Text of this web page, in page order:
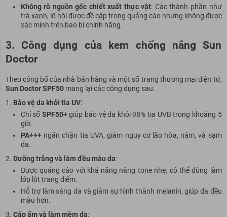
Không rõ nguồn gốc chiết xuất thực vật: Các thành phần như
trà xanh, lô hội được đề cập trong quảng cáo nhưng không được
xác minh trên bao bì chính hãng.
3. Công dụng của kem chống nắng Sun
Doctor
Theo công bố của nhà bán hàng và một số trang thương mại điện tử,
Sun Doctor SPF50mang lại các công dụng sau:
Bảo vệ da khỏi tia UV:
Chỉ số SPF50+giúp bảo vệ da khỏi 98% tia UVB trong khoảng 5
giờ.
PA+++ngăn chặn tia UVA, giảm nguy cơ lão hóa, nám, và sạm
da.
Dưỡng trắng và làm đều màu da:
Được quảng cáo với khả năng nâng tone nhẹ, có thể dùng làm
lớp lót trang điểm.
Hỗ trợ làm sáng da và giảm sự hình thành melanin, giúp da đều
màu hơn.
Cấp ẩm và làm mềm da: